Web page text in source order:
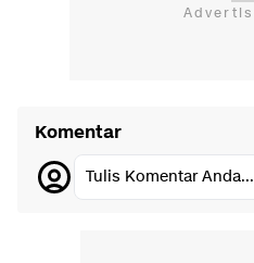
Komentar
Tulis Komentar Anda...